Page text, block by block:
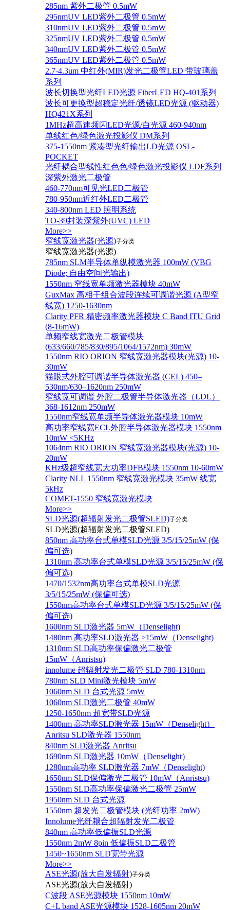
285nm 紫外二极管 0.5mW
295nmUV LED紫外二极管 0.5mW
310nmUV LED紫外二极管 0.5mW
325nmUV LED紫外二极管 0.5mW
340nmUV LED紫外二极管 0.5mW
365nmUV LED紫外二极管 0.5mW
2.7-4.3um 中红外(MIR)发光二极管LED 带玻璃盖
系列
波长切换型光纤LED光源 FiberLED HQ-401系列
波长可更换型超稳定光纤/透镜LED光源 (驱动器)
HQ421X系列
1MHz超高速频闪LED光源/白光源 460-940nm
单线红色/绿色激光投影仪 DM系列
375-1550nm 紧凑型光纤输出LD光源 OSL-
POCKET
光纤耦合型线性红色色/绿色激光投影仪 LDF系列
深紫外激光二极管
460-770nm可见光LED二极管
780-950nm近红外LED二极管
340-800nm LED 照明系统
TO-39封装深紫外(UVC) LED
More>>
窄线宽激光器(光源)子分类
窄线宽激光器(光源)
785nm SLM半导体单纵模激光器 100mW (VBG
Diode; 自由空间光输出)
1550nm 窄线宽单频激光器模块 40mW
GuxMax 高相干组合波段连续可调谐光源 (A型窄
线宽) 1250-1630nm
Clarity PFR 精密频率激光器模块 C Band ITU Grid
(8-16mW)
单频窄线宽激光二极管模块
(633/660/785/830/895/1064/1572nm) 30mW
1550nm RIO ORION 窄线宽激光器模块(光源) 10-
30mW
猫眼式外腔可调谐半导体激光器 (CEL) 450–
530nm/630–1620nm 250mW
窄线宽可调谐 外腔二极管半导体激光器（LDL）
368-1612nm 250mW
1550nm窄线宽单频半导体激光器模块 10mW
高功率窄线宽ECL外腔半导体激光器模块 1550nm
10mW <5KHz
1064nm RIO ORION 窄线宽激光器模块(光源) 10-
20mW
KHz级超窄线宽大功率DFB模块 1550nm 10-60mW
Clarity NLL 1550nm 窄线宽激光模块 35mW 线宽
5kHz
COMET-1550 窄线宽激光模块
More>>
SLD光源(超辐射发光二极管SLED)子分类
SLD光源(超辐射发光二极管SLED)
850nm 高功率台式单模SLD光源 3/5/15/25mW (保
偏可选)
1310nm 高功率台式单模SLD光源 3/5/15/25mW (保
偏可选)
1470/1532nm高功率台式单模SLD光源
3/5/15/25mW (保偏可选)
1550nm高功率台式单模SLD光源 3/5/15/25mW (保
偏可选)
1600nm SLD激光器 5mW（Denselight)
1480nm 高功率SLD激光器 >15mW（Denselight)
1310nm SLD高功率保偏激光二极管
15mW（Anristsu)
innolume 超辐射发光二极管 SLD 780-1310nm
780nm SLD Mini激光模块 5mW
1060nm SLD 台式光源 5mW
1060nm SLD激光二极管 40mW
1250-1650nm 超宽带SLD光源
1400nm 高功率SLD激光器 15mW（Denselight）
Anritsu SLD激光器 1550nm
840nm SLD激光器 Anritsu
1690nm SLD激光器 10mW（Denselight）
1280nm高功率 SLD激光器 7mW（Denselight)
1650nm SLD保偏激光二极管 10mW（Anristsu)
1550nm SLD高功率保偏激光二极管 25mW
1950nm SLD 台式光源
1550nm 超发光二极管模块 (光纤功率 2mW)
Innolume光纤耦合超辐射发光二极管
840nm 高功率低偏振SLD光源
1550nm 2mW 8pin 低偏振SLD二极管
1450~1650nm SLD宽带光源
More>>
ASE光源(放大自发辐射)子分类
ASE光源(放大自发辐射)
C波段 ASE光源模块 1550nm 10mW
C+L band ASE光源模块 1528-1605nm 20mW